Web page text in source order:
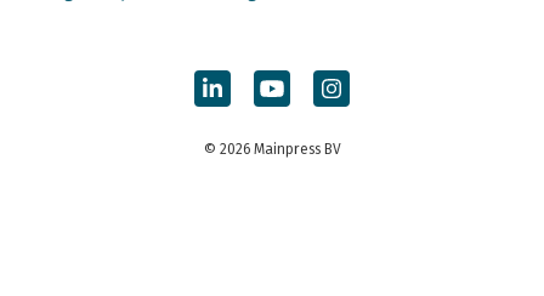
© 2026 Mainpress BV